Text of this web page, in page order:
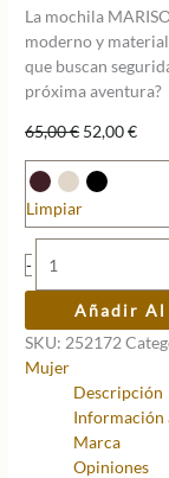
La mochila
moderno y
que buscan
próxima aventura?
65,00€ El
original
era:
65,00 €.
52,00€El
Limpiar
-
MARISOL
cantidadAñadir
SKU: 252172
Mujer
Descripción
Información
Marca
Opiniones